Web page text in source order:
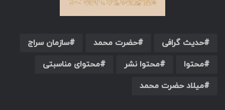
حدیث گرافی حضرت محمد
سازمان سراج
محتوا
محتوا نشر
محتوای مناسبتی
میلاد حضرت محمد